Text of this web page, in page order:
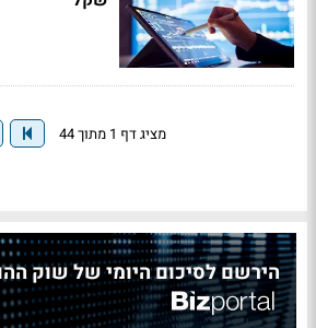
מציג דף 1 מתוך 44
הירשם לסיכום היומי של שוק